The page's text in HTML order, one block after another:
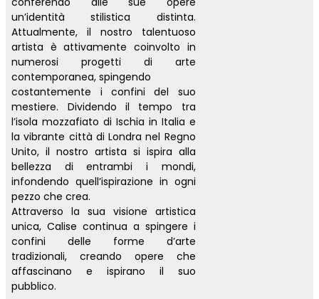
un’identità stilistica distinta.
Attualmente, il nostro talentuoso
artista è attivamente coinvolto in
numerosi progetti di arte
contemporanea, spingendo
costantemente i confini del suo
mestiere. Dividendo il tempo tra
l’isola mozzafiato di Ischia in Italia e
la vibrante città di Londra nel Regno
Unito, il nostro artista si ispira alla
bellezza di entrambi i mondi,
infondendo quell’ispirazione in ogni
pezzo che crea.
Attraverso la sua visione artistica
unica, Calise continua a spingere i
confini delle forme d’arte
tradizionali, creando opere che
affascinano e ispirano il suo
pubblico.